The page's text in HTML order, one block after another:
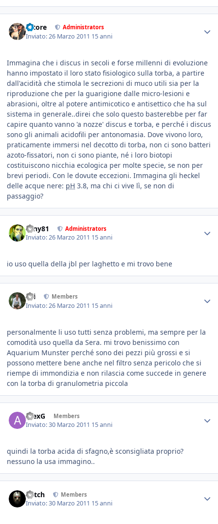
tatore Administrators
Inviato:26 Marzo 2011 15 anni
Immagina che i discus in secoli e forse millenni di evoluzione
hanno impostato il loro stato fisiologico sulla torba, a partire
dall'acidità che stimola le secrezioni di muco utili sia per la
riproduzione che per la guarigione dalle micro-lesioni e
abrasioni, oltre al potere antimicotico e antisettico che ha sul
sistema in generale..direi che solo questo basterebbe per far
capire quanto vanno 'a nozze' discus e torba, e perché i discus
sono gli animali acidofili per antonomasia. Dove vivono loro,
praticamente immersi nel decotto di torba, non ci sono batteri
azoto-fissatori, non ci sono piante, né i loro biotopi
costituiscono nicchia ecologica per molte specie, se non per
brevi periodi. Con le dovute eccezioni. Immagina gli heckel
delle acque nere: pH 3.8, ma chi ci vive lì, se non di
passaggio?
tony81 Administrators
Inviato:26 Marzo 2011 15 anni
io uso quella della jbl per laghetto e mi trovo bene
titi Members
Inviato:26 Marzo 2011 15 anni
personalmente li uso tutti senza problemi, ma sempre per la
comodità uso quella da Sera. mi trovo benissimo con
Aquarium Munster perché sono dei pezzi più grossi e si
possono mettere bene anche nel filtro senza pericolo che si
riempe di immondizia e non rilascia come succede in genere
con la torba di granulometria piccola
AlexG Members
Inviato:30 Marzo 2011 15 anni
quindi la torba acida di sfagno,è sconsigliata proprio?
nessuno la usa immagino..
Mitch Members
Inviato:30 Marzo 2011 15 anni